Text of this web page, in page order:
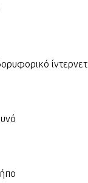
ίντερνετ